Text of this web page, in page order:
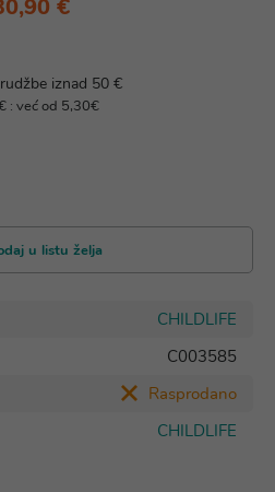
€
iznad 50 €
: već od 5,30€
u listu želja
CHILDLIFE
C003585
Rasprodano
CHILDLIFE